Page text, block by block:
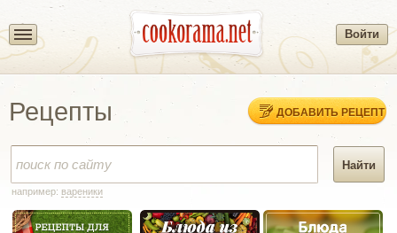
Войти
Рецепты ДОБАВИТЬ РЕЦЕПТ
например: вареники